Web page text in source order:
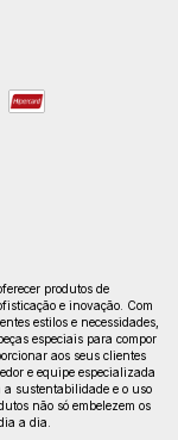
produtos de
e inovação. Com
estilos e necessidades,
especiais para compor
aos seus clientes
e equipe especializada
a sustentabilidade e o uso
não só embelezem os
a dia.